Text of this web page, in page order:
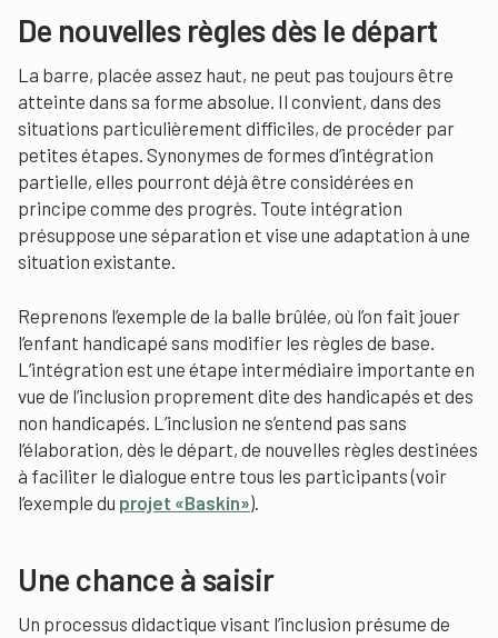
De nouvelles règles dès le départ
La barre, placée assez haut, ne peut pas toujours être
atteinte dans sa forme absolue. Il convient, dans des
situations particulièrement difficiles, de procéder par
petites étapes. Synonymes de formes d’intégration
partielle, elles pourront déjà être considérées en
principe comme des progrès. Toute intégration
présuppose une séparation et vise une adaptation à une
situation existante.
Reprenons l’exemple de la balle brûlée, où l’on fait jouer
l’enfant handicapé sans modifier les règles de base.
L’intégration est une étape intermédiaire importante en
vue de l’inclusion proprement dite des handicapés et des
non handicapés. L’inclusion ne s’entend pas sans
l’élaboration, dès le départ, de nouvelles règles destinées
à faciliter le dialogue entre tous les participants (voir
l’exemple du projet «Baskin»).
Une chance à saisir
Un processus didactique visant l’inclusion présume de